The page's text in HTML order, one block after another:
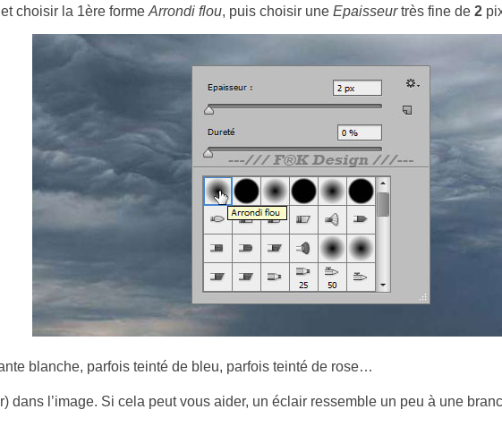
choisir la 1ère formeArrondi flou, puis choisir uneEpaisseurtrès fine de2
blanche, parfois teinté de bleu, parfois teinté de rose…
dans l’image. Si cela peut vous aider, un éclair ressemble un peu à une